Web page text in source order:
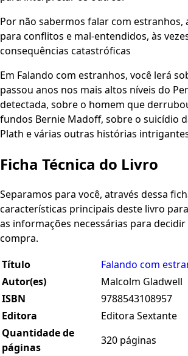
Por não sabermos falar com estranhos,
para conflitos e mal-entendidos, às
consequências catastróficas
Em Falando com estranhos, você lerá
passou anos nos mais altos níveis do
detectada, sobre o homem que
fundos Bernie Madoff, sobre o suicídio
Plath e várias outras histórias
Ficha Técnica do Livro
Separamos para você, através dessa
características principais deste livro
as informações necessárias para
compra.
Título
Falando com
Autor(es)
Malcolm Gladwell
ISBN
9788543108957
Editora
Editora Sextante
Quantidade de
páginas
320 páginas